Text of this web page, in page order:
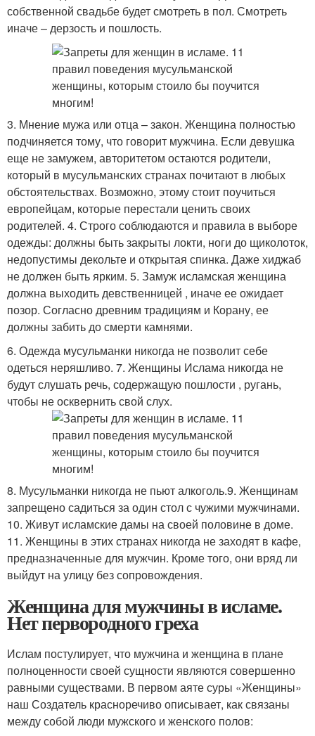
собственной свадьбе будет смотреть в пол. Смотреть
иначе – дерзость и пошлость.
3. Мнение мужа или отца – закон. Женщина полностью
подчиняется тому, что говорит мужчина. Если девушка
еще не замужем, авторитетом остаются родители,
который в мусульманских странах почитают в любых
обстоятельствах. Возможно, этому стоит поучиться
европейцам, которые перестали ценить своих
родителей. 4. Строго соблюдаются и правила в выборе
одежды: должны быть закрыты локти, ноги до щиколоток,
недопустимы декольте и открытая спинка. Даже хиджаб
не должен быть ярким. 5. Замуж исламская женщина
должна выходить девственницей , иначе ее ожидает
позор. Согласно древним традициям и Корану, ее
должны забить до смерти камнями.
6. Одежда мусульманки никогда не позволит себе
одеться неряшливо. 7. Женщины Ислама никогда не
будут слушать речь, содержащую пошлости , ругань,
чтобы не осквернить свой слух.
8. Мусульманки никогда не пьют алкоголь.9. Женщинам
запрещено садиться за один стол с чужими мужчинами.
10. Живут исламские дамы на своей половине в доме.
11. Женщины в этих странах никогда не заходят в кафе,
предназначенные для мужчин. Кроме того, они вряд ли
выйдут на улицу без сопровождения.
Женщина для мужчины в исламе.
Нет первородного греха
Ислам постулирует, что мужчина и женщина в плане
полноценности своей сущности являются совершенно
равными существами. В первом аяте суры «Женщины»
наш Создатель красноречиво описывает, как связаны
между собой люди мужского и женского полов: